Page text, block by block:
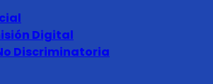
Digital
Discriminatoria